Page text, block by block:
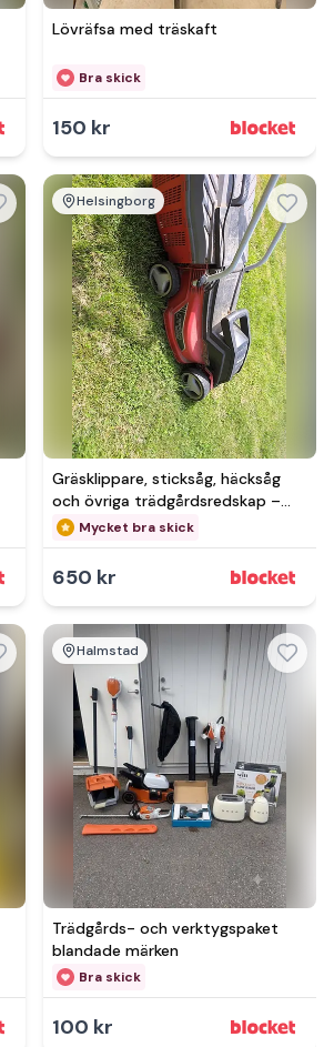
Lövräfsa med träskaft
Bra skick
150 kr
Se mer hos
Helsingborg
Gräsklippare, sticksåg, häcksåg
och övriga trädgårdsredskap –
säljesMycket bra skick
650 kr
Halmstad
Trädgårds- och verktygspaket
blandade märken
Bra skick
100 kr